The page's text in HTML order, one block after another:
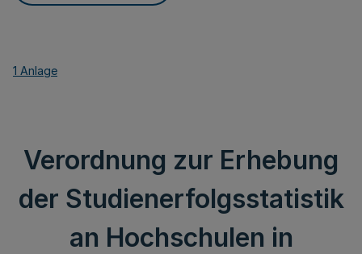
1 Anlage
Verordnung zur Erhebung
der Studienerfolgsstatistik
an Hochschulen in